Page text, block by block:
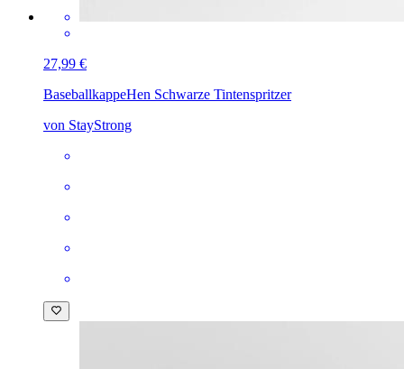
27,99 €
BaseballkappeHen Schwarze Tintenspritzer
von StayStrong